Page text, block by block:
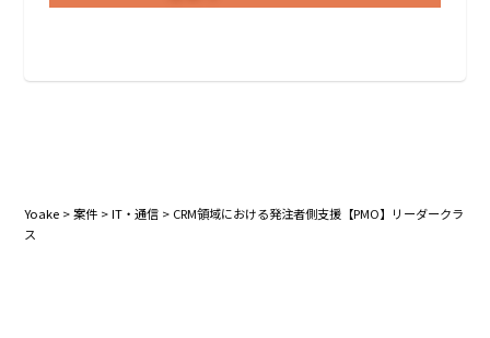
Yoake >案件 >IT・通信 > CRM領域における発注者側支援【PMO】リーダークラ
ス